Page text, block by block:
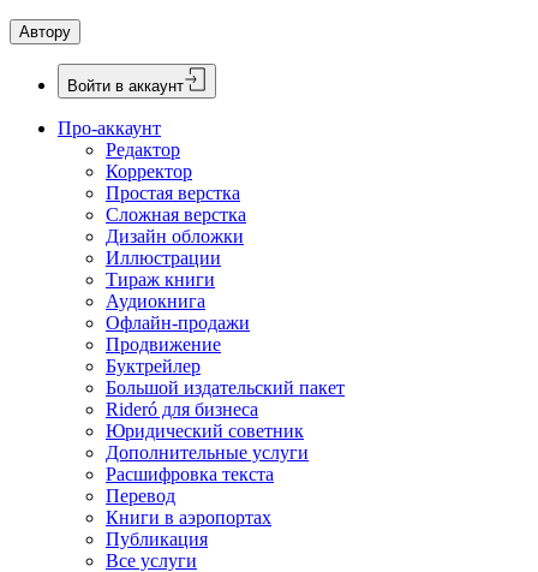
Автору
Войти в аккаунт
Про-аккаунт
Редактор
Корректор
Простая верстка
Сложная верстка
Дизайн обложки
Иллюстрации
Тираж книги
Аудиокнига
Офлайн-продажи
Продвижение
Буктрейлер
Большой издательский пакет
Rideró для бизнеса
Юридический советник
Дополнительные услуги
Расшифровка текста
Перевод
Книги в аэропортах
Публикация
Все услуги